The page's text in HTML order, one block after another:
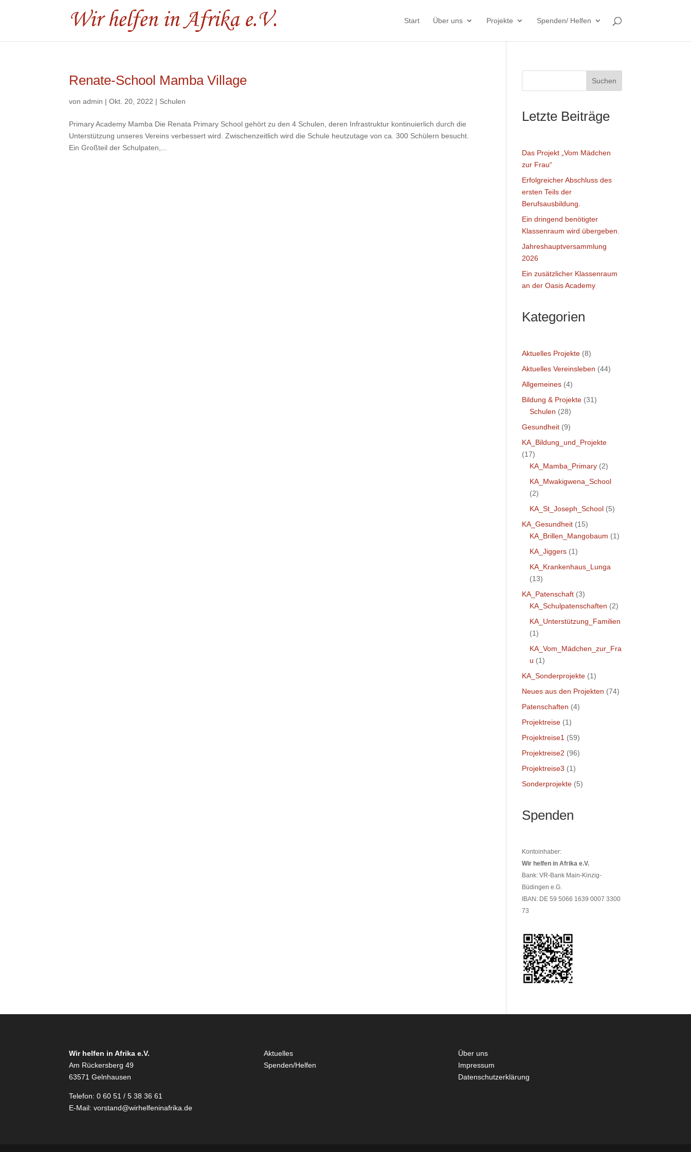
Start Über uns Projekte Spenden/ Helfen
Renate-School Mamba Village
vonadmin |Okt. 20, 2022 | Schulen
Primary Academy Mamba Die Renata Primary School gehört zu den 4 Schulen, deren Infrastruktur kontinuierlich durch die
Unterstützung unseres Vereins verbessert wird. Zwischenzeitlich wird die Schule heutzutage von ca. 300 Schülern besucht.
Ein Großteil der Schulpaten,...
Suchen
Letzte Beiträge
Das Projekt „Vom Mädchen
zur Frau“
Erfolgreicher Abschluss des
ersten Teils der
Berufsausbildung.
Ein dringend benötigter
Klassenraum wird übergeben.
Jahreshauptversammlung
2026
Ein zusätzlicher Klassenraum
an der Oasis Academy
Kategorien
Aktuelles Projekte (8)
Aktuelles Vereinsleben (44)
Allgemeines (4)
Bildung & Projekte (31)
Schulen (28)
Gesundheit (9)
KA_Bildung_und_Projekte
(17)
KA_Mamba_Primary (2)
KA_Mwakigwena_School
(2)
KA_St_Joseph_School (5)
KA_Gesundheit (15)
KA_Brillen_Mangobaum (1)
KA_Jiggers (1)
KA_Krankenhaus_Lunga
(13)
KA_Patenschaft (3)
KA_Schulpatenschaften (2)
KA_Unterstützung_Familien
(1)
KA_Vom_Mädchen_zur_Fra
u (1)
KA_Sonderprojekte (1)
Neues aus den Projekten (74)
Patenschaften (4)
Projektreise (1)
Projektreise1 (59)
Projektreise2 (96)
Projektreise3 (1)
Sonderprojekte (5)
Spenden
Kontoinhaber:
Wir helfen in Afrika e.V.
Bank: VR-Bank Main-Kinzig-
Büdingen e.G.
IBAN: DE 59 5066 1639 0007 3300
73
Wir helfen in Afrika e.V.
Am Rückersberg 49
63571 Gelnhausen
Telefon: 0 60 51 / 5 38 36 61
E-Mail:vorstand@wirhelfeninafrika.de
Aktuelles
Spenden/Helfen
Über uns
Impressum
Datenschutzerklärung